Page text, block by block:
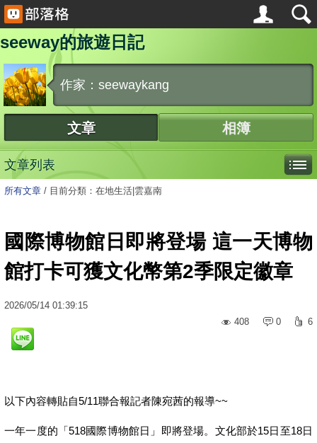
seeway的旅遊日記
作家：seewaykang
文章 相簿
文章列表
所有文章 / 目前分類：在地生活|雲嘉南
國際博物館日即將登場 這一天博物
館打卡可獲文化幣第2季限定徽章
2026/05/14 01:39:15
408
0 6
以下內容轉貼自5/11聯合報記者陳宛茜的報導~~
一年一度的「518國際博物館日」即將登場。文化部於15日至18日